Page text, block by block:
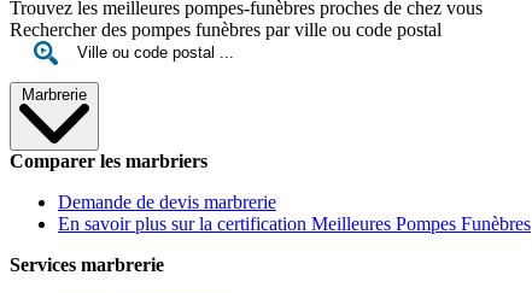
Trouvez les meilleures pompes-funèbres proches de chez vous
Rechercher des pompes funèbres par ville ou code postal
Marbrerie
Comparer les marbriers
Demande de devis marbrerie
En savoir plus sur la certification Meilleures Pompes Funèbres
Services marbrerie